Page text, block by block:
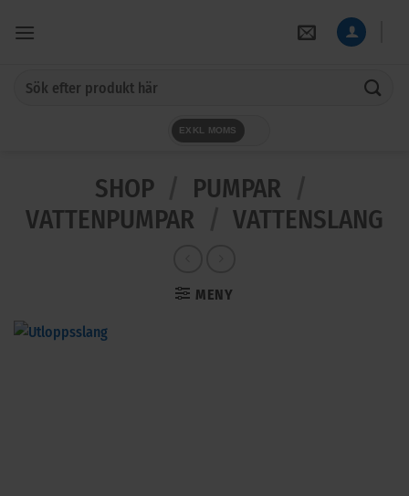
EXKL MOMS
SHOP PUMPAR
VATTENPUMPAR
VATTENSLANG
MENY